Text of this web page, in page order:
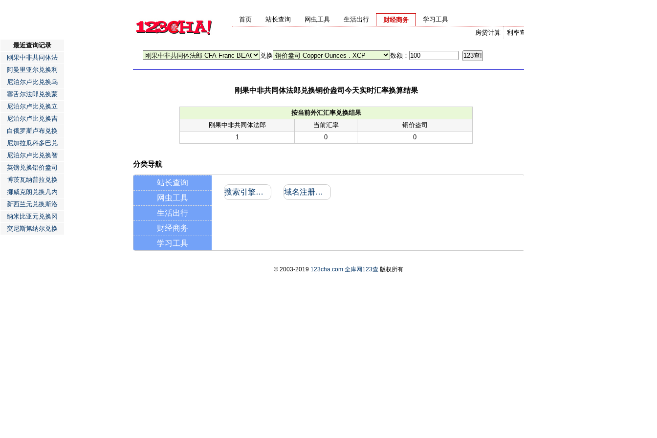
首页 站长查询 网虫工具 生活出行
财经商务
利率查询
房贷计算
学习工具
兑换 数额：
刚果中非共同体法郎兑换铜价盎司今天实时汇率换算结果
按当前外汇汇率兑换结果
刚果中非共同体法郎
当前汇率
铜价盎司
1
0 0
最近查询记录
刚果中非共同体法
阿曼里亚尔兑换利
尼泊尔卢比兑换乌
塞舌尔法郎兑换蒙
尼泊尔卢比兑换立
尼泊尔卢比兑换吉
白俄罗斯卢布兑换
尼加拉瓜科多巴兑
尼泊尔卢比兑换智
英镑兑换铝价盎司
博茨瓦纳普拉兑换
挪威克朗兑换几内
新西兰元兑换斯洛
纳米比亚元兑换冈
突尼斯第纳尔兑换
分类导航
站长查询
网虫工具
生活出行
财经商务
学习工具
搜索引擎收录和反向链接 域名注册信息
© 2003-2019 123cha.com 全库网123查版权所有